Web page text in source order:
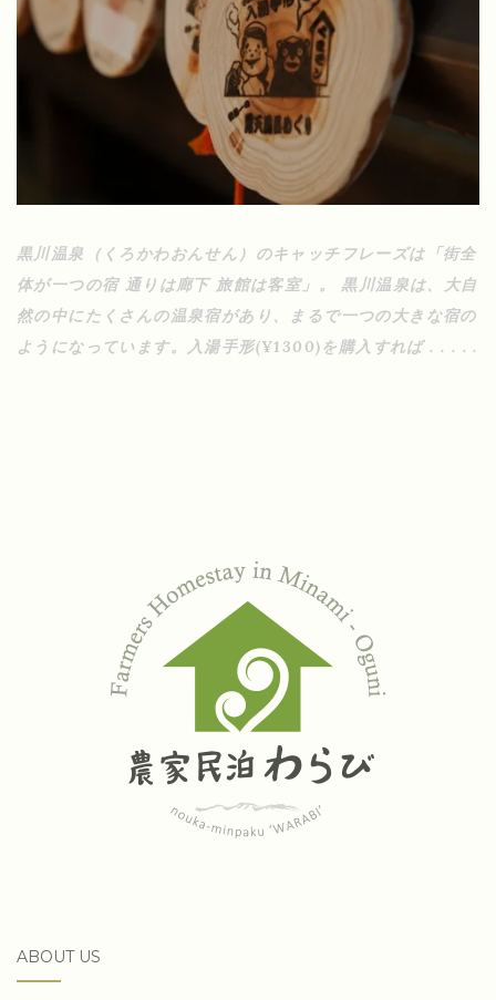
黒川温泉（くろかわおんせん）のキャッチフレーズは「街全
体が一つの宿 通りは廊下 旅館は客室」。 黒川温泉は、大自
然の中にたくさんの温泉宿があり、まるで一つの大きな宿の
ようになっています。入湯手形(¥1300)を購入すれば . . . . .
ABOUT US